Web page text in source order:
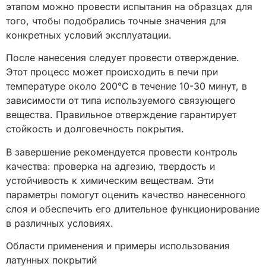
этапом можно провести испытания на образцах для
того, чтобы подобрались точные значения для
конкретных условий эксплуатации.
После нанесения следует провести отверждение.
Этот процесс может происходить в печи при
температуре около 200°C в течение 10-30 минут, в
зависимости от типа используемого связующего
вещества. Правильное отверждение гарантирует
стойкость и долговечность покрытия.
В завершение рекомендуется провести контроль
качества: проверка на адгезию, твердость и
устойчивость к химическим веществам. Эти
параметры помогут оценить качество нанесенного
слоя и обеспечить его длительное функционирование
в различных условиях.
Области применения и примеры использования
латунных покрытий